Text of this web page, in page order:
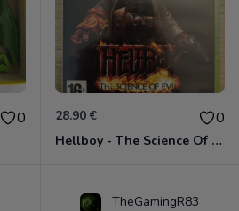
0 28.90 € 0
Hellboy - The Science Of Evil Xbox 360
TheGamingR83